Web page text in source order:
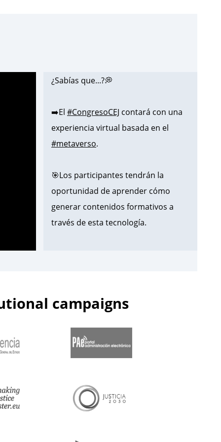
¿Sabías que...?💭
➡️El #CongresoCEJ contará con una
experiencia virtual basada en el
#metaverso.
🎯Los participantes tendrán la
oportunidad de aprender cómo
generar contenidos formativos a
través de esta tecnología.
— Centro de Estudios Jurídicos
(@cejmjusticia)June 13, 2023
📌Inicia en el#CEJla segunda edición
para la@guardiacivil
campaigns